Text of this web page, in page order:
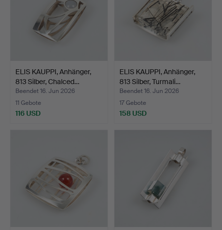
ELIS KAUPPI, Anhänger,
813 Silber, Chalced…
Beendet 16. Jun 2026
11 Gebote
116 USD
ELIS KAUPPI, Anhänger,
813 Silber, Turmali…
Beendet 16. Jun 2026
17 Gebote
158 USD